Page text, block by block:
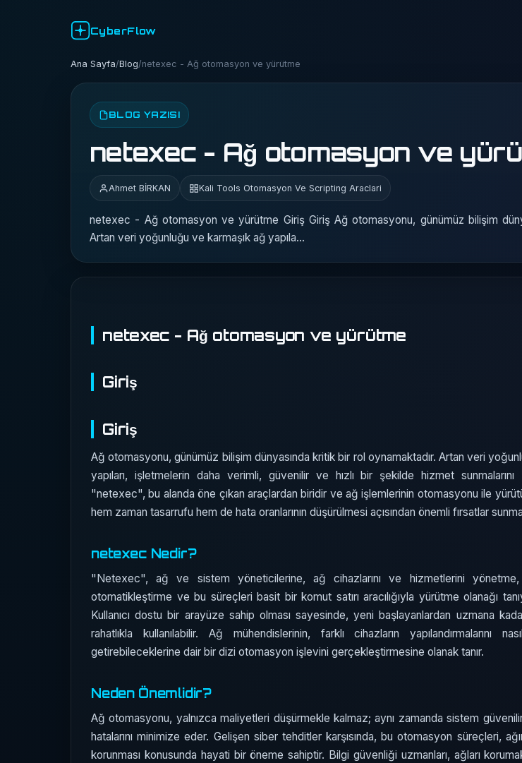
CyberFlow
Ana Sayfa/Blog/netexec - Ağ otomasyon ve yürütme
BLOG YAZISI
netexec - Ağ otomasyon ve
Ahmet BİRKAN Kali Tools Otomasyon Ve Scripting Araclari
netexec - Ağ otomasyon ve yürütme Giriş Giriş Ağ otomasyonu, günümüz bilişim
Artan veri yoğunluğu ve karmaşık ağ yapıla…
netexec - Ağ otomasyon ve yürütme
Giriş
Giriş
Ağ otomasyonu, günümüz bilişim dünyasında kritik bir rol oynamaktadır. Artan veri
yapıları, işletmelerin daha verimli, güvenilir ve hızlı bir şekilde hizmet sunmalarını
"netexec", bu alanda öne çıkan araçlardan biridir ve ağ işlemlerinin otomasyonu ile
hem zaman tasarrufu hem de hata oranlarının düşürülmesi açısından önemli fırsatlar
netexec Nedir?
"Netexec", ağ ve sistem yöneticilerine, ağ cihazlarını ve hizmetlerini yönetme,
otomatikleştirme ve bu süreçleri basit bir komut satırı aracılığıyla yürütme olanağı
Kullanıcı dostu bir arayüze sahip olması sayesinde, yeni başlayanlardan uzmana
rahatlıkla kullanılabilir. Ağ mühendislerinin, farklı cihazların yapılandırmalarını
getirebileceklerine dair bir dizi otomasyon işlevini gerçekleştirmesine olanak tanır.
Neden Önemlidir?
Ağ otomasyonu, yalnızca maliyetleri düşürmekle kalmaz; aynı zamanda sistem
hatalarını minimize eder. Gelişen siber tehditler karşısında, bu otomasyon süreçleri,
korunması konusunda hayati bir öneme sahiptir. Bilgi güvenliği uzmanları, ağları